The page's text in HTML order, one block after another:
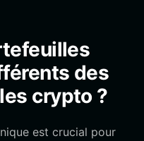
des
crypto ?
est crucial pour